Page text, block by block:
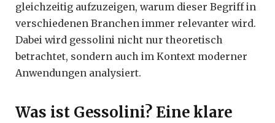
gleichzeitig aufzuzeigen, warum dieser Begriff in
verschiedenen Branchen immer relevanter wird.
Dabei wird gessolini nicht nur theoretisch
betrachtet, sondern auch im Kontext moderner
Anwendungen analysiert.
Was ist Gessolini? Eine klare